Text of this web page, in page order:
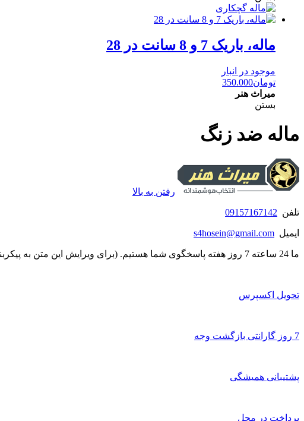
ماله، باریک 7 و 8 سانت در 28
موجود در انبار
تومان350.000
میراث هنر
بستن
ماله ضد زنگ
رفتن به بالا
تلفن 09157167142
ایمیل s4hosein@gmail.com
ما 24 ساعته 7 روز هفته پاسخگوی شما هستیم. (برای ویرایش این متن به پیکربندی پوسته > تب برچسب‌ها مراجعه نمایید.)
تحویل اکسپرس
7 روز گارانتی بازگشت وجه
پشتیبانی همیشگی
پرداخت در محل